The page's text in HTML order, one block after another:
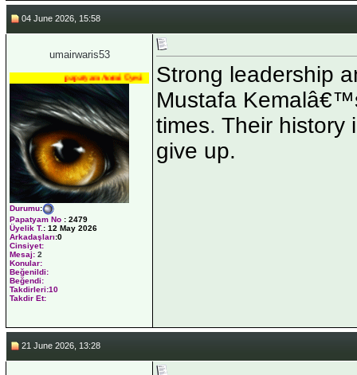
04 June 2026, 15:58
umairwaris53
papatyam Acemi Üyesi
Durumu:
Papatyam No : 2479
Üyelik T. : 12 May 2026
Arkadaşları:0
Cinsiyet:
Mesaj: 2
Konular:
Beğenildi:
Beğendi:
Takdirleri:10
Takdir Et:
Strong leadership
Mustafa
times. Their history
give up.
21 June 2026, 13:28